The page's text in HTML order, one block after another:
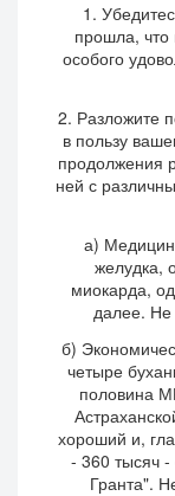
1.
прошла, что
особого
2. Разложите
в пользу
продолжения
ней с
а)
желудка,
миокарда,
далее. Не
б)
четыре
половина
хороший и,
- 360 тысяч -
Гранта".